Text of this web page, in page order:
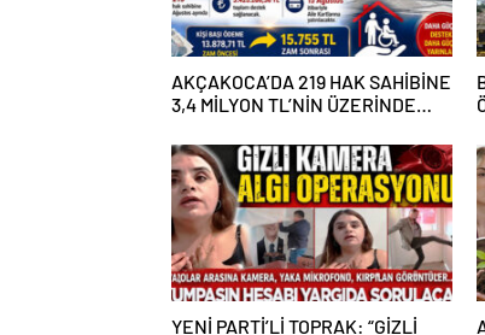
AKÇAKOCA’DA 219 HAK SAHİBİNE
3,4 MİLYON TL’NİN ÜZERİNDE
YENİ PARTİ’Lİ TOPRAK: “GİZLİ